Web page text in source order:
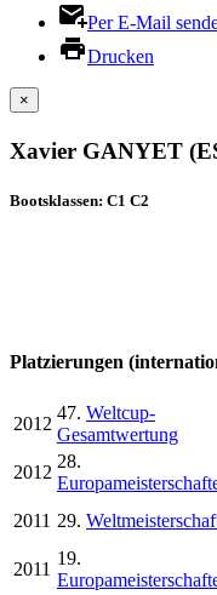
Per E-Mail
Drucken
×
Xavier GANYET
Bootsklassen: C1 C2
Platzierungen
2012
47. Weltcup-
Gesamtwertung
2012
28.
2011 29.
2011
19.